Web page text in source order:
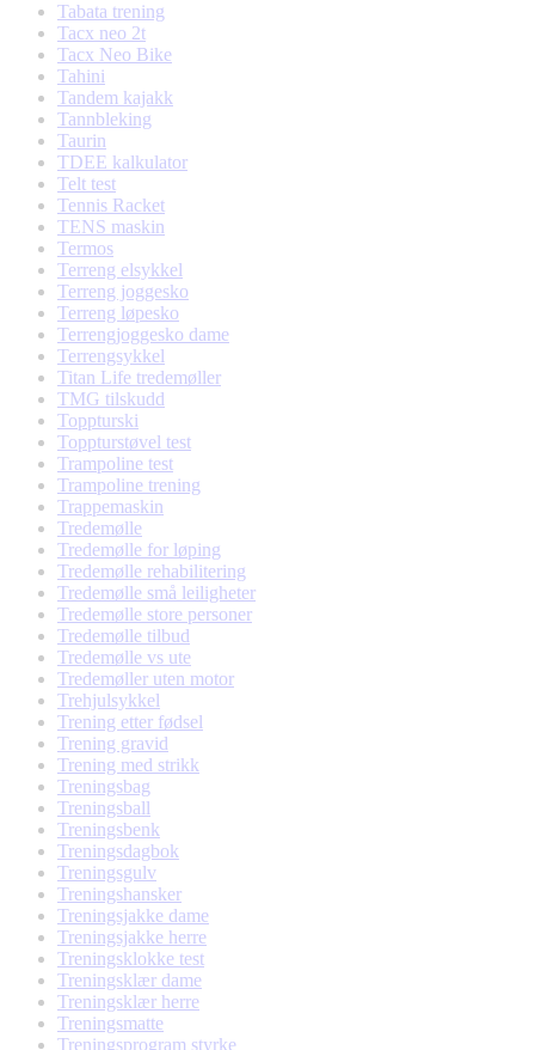
Tabata trening
Tacx neo 2t
Tacx Neo Bike
Tahini
Tandem kajakk
Tannbleking
Taurin
TDEE kalkulator
Telt test
Tennis Racket
TENS maskin
Termos
Terreng elsykkel
Terreng joggesko
Terreng løpesko
Terrengjoggesko dame
Terrengsykkel
Titan Life tredemøller
TMG tilskudd
Toppturski
Toppturstøvel test
Trampoline test
Trampoline trening
Trappemaskin
Tredemølle
Tredemølle for løping
Tredemølle rehabilitering
Tredemølle små leiligheter
Tredemølle store personer
Tredemølle tilbud
Tredemølle vs ute
Tredemøller uten motor
Trehjulsykkel
Trening etter fødsel
Trening gravid
Trening med strikk
Treningsbag
Treningsball
Treningsbenk
Treningsdagbok
Treningsgulv
Treningshansker
Treningsjakke dame
Treningsjakke herre
Treningsklokke test
Treningsklær dame
Treningsklær herre
Treningsmatte
Treningsprogram styrke